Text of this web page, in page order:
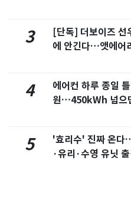
3
[단독] 더보이즈 선
에 안긴다…앳에어
4
에어컨 하루 종일
원…450kWh 넘으
5
'효리수' 진짜 온다
·유리·수영 유닛